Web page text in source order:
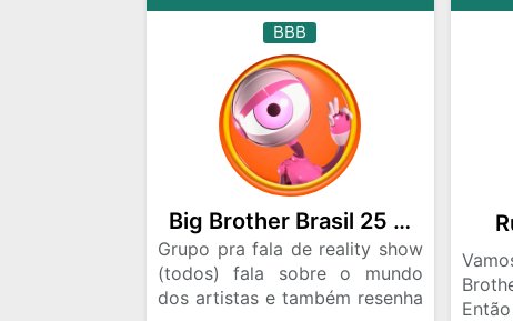
BBB
Big Brother Brasil 25 🎥🔥
Grupo pra fala de reality show
(todos) fala sobre o mundo
dos artistas e também resenha